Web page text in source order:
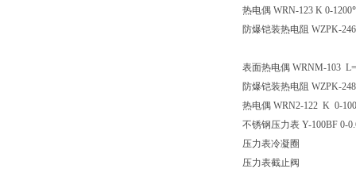
热电偶 WRN-123 K 0-
防爆铠装热电阻 WZPK-
表面热电偶 WRNM-103
防爆铠装热电阻 WZPK-
热电偶 WRN2-122 K 0-
不锈钢压力表 Y-100BF 0-
压力表冷凝圈
压力表截止阀